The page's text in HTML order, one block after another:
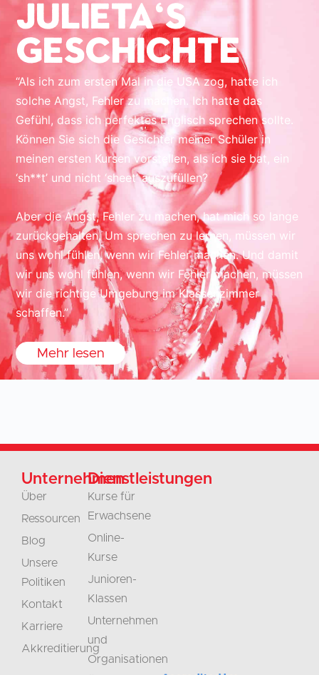
Julieta's
Geschichte
“Als ich zum ersten Mal in die USA zog, hatte ich
solche Angst, Fehler zu machen. Ich hatte das
Gefühl, dass ich perfektes Englisch sprechen sollte.
Können Sie sich die Gesichter meiner Schüler in
meinen ersten Kursen vorstellen, als ich sie bat, ein
‘sh**t’ und nicht ‘sheet’ auszufüllen?
Aber die Angst, Fehler zu machen, hat mich so lange
zurückgehalten. Um sprechen zu lernen, müssen wir
uns wohl fühlen, wenn wir Fehler machen. Und damit
wir uns wohl fühlen, wenn wir Fehler machen, müssen
wir die richtige Umgebung im Klassenzimmer
schaffen.”
Mehr lesen
Unternehmen
Über
Ressourcen
Blog
Unsere
Politiken
Kontakt
Karriere
Akkreditierung
Dienstleistungen
Kurse für
Erwachsene
Online-
Kurse
Junioren-
Klassen
Unternehmen
und
Organisationen